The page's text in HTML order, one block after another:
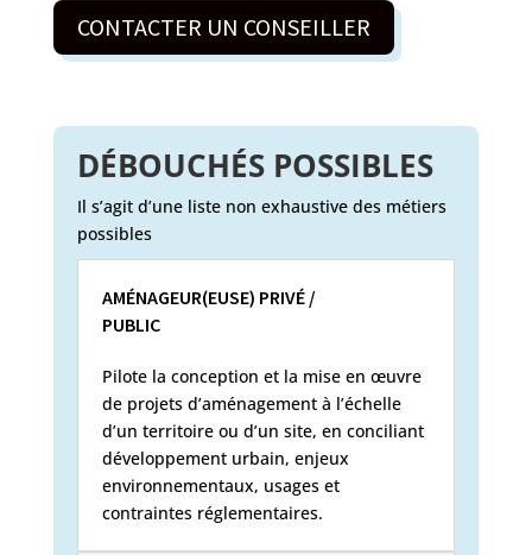
CONTACTER UN CONSEILLER
DÉBOUCHÉS POSSIBLES
Il s’agit d’une liste non exhaustive des métiers
possibles
AMÉNAGEUR(EUSE) PRIVÉ /
PUBLIC
Pilote la conception et la mise en œuvre
de projets d’aménagement à l’échelle
d’un territoire ou d’un site, en conciliant
développement urbain, enjeux
environnementaux, usages et
contraintes réglementaires.